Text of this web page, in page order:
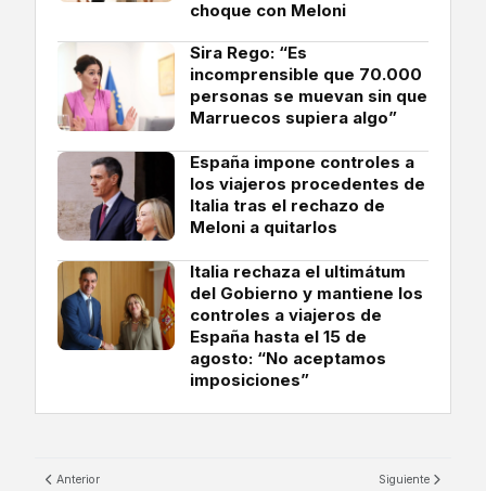
choque con Meloni
Sira Rego: “Es
incomprensible que 70.000
personas se muevan sin que
Marruecos supiera algo”
España impone controles a
los viajeros procedentes de
Italia tras el rechazo de
Meloni a quitarlos
Italia rechaza el ultimátum
del Gobierno y mantiene los
controles a viajeros de
España hasta el 15 de
agosto: “No aceptamos
imposiciones”
Anterior Siguiente